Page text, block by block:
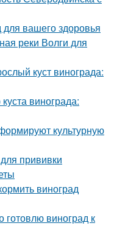
вашего здоровья
реки Волги для
куст винограда:
винограда:
культурную
прививки
виноград
готовлю виноград к